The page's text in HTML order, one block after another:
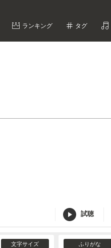
ランキング タグ
試聴
文字サイズ ふりがな